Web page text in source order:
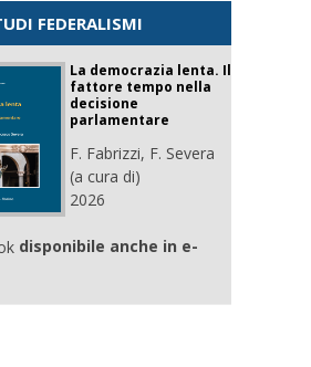
FEDERALISMI
La democrazia lenta. Il
fattore tempo nella
decisione
parlamentare
F. Fabrizzi, F. Severa
(a cura di)
2026
disponibile anche in e-